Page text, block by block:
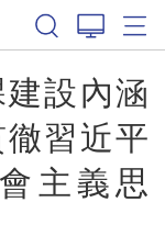
設內涵
習近平
主義思